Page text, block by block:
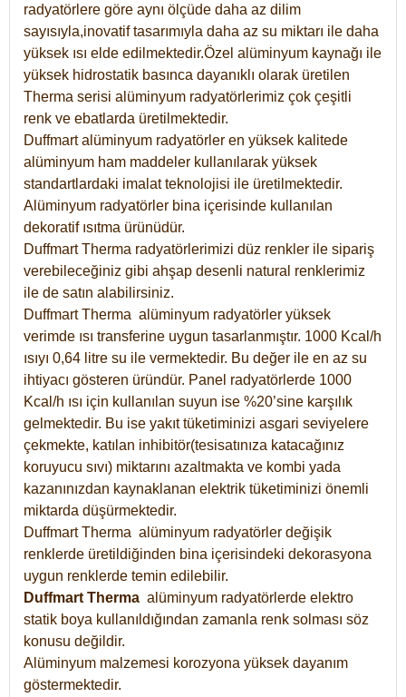
radyatörlere göre aynı ölçüde daha az dilim
sayısıyla,inovatif tasarımıyla daha az su miktarı ile daha
yüksek ısı elde edilmektedir.Özel alüminyum kaynağı ile
yüksek hidrostatik basınca dayanıklı olarak üretilen
Therma serisi alüminyum radyatörlerimiz çok çeşitli
renk ve ebatlarda üretilmektedir.
Duffmart alüminyum radyatörler en yüksek kalitede
alüminyum ham maddeler kullanılarak yüksek
standartlardaki imalat teknolojisi ile üretilmektedir.
Alüminyum radyatörler bina içerisinde kullanılan
dekoratif ısıtma ürünüdür.
Duffmart Therma radyatörlerimizi düz renkler ile sipariş
verebileceğiniz gibi ahşap desenli natural renklerimiz
ile de satın alabilirsiniz.
Duffmart Therma alüminyum radyatörler yüksek
verimde ısı transferine uygun tasarlanmıştır. 1000 Kcal/h
ısıyı 0,64 litre su ile vermektedir. Bu değer ile en az su
ihtiyacı gösteren üründür. Panel radyatörlerde 1000
Kcal/h ısı için kullanılan suyun ise %20’sine karşılık
gelmektedir. Bu ise yakıt tüketiminizi asgari seviyelere
çekmekte, katılan inhibitör(tesisatınıza katacağınız
koruyucu sıvı) miktarını azaltmakta ve kombi yada
kazanınızdan kaynaklanan elektrik tüketiminizi önemli
miktarda düşürmektedir.
Duffmart Therma alüminyum radyatörler değişik
renklerde üretildiğinden bina içerisindeki dekorasyona
uygun renklerde temin edilebilir.
Duffmart Therma alüminyum radyatörlerde elektro
statik boya kullanıldığından zamanla renk solması söz
konusu değildir.
Alüminyum malzemesi korozyona yüksek dayanım
göstermektedir.